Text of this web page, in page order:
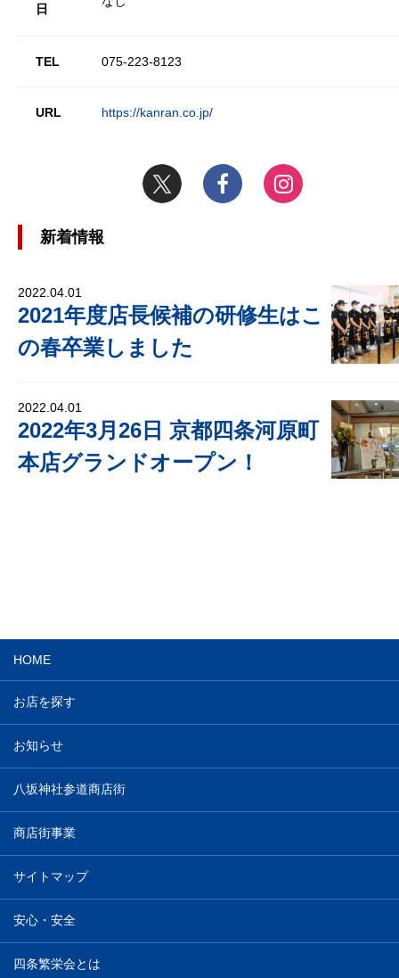
日
TEL 075-223-8123
URL https://kanran.co.jp/
新着情報
2022.04.01
2021年度店長候補の研修生はこ
の春卒業しました
2022.04.01
2022年3月26日 京都四条河原町
本店グランドオープン！
HOME
お店を探す
お知らせ
八坂神社参道商店街
商店街事業
サイトマップ
安心・安全
四条繁栄会とは